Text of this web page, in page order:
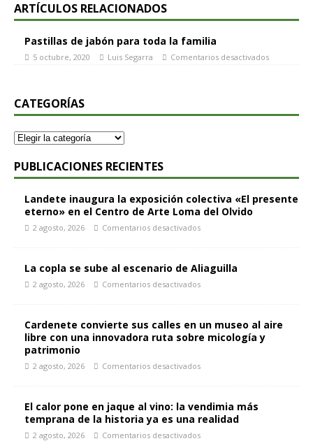
ARTÍCULOS RELACIONADOS
Pastillas de jabón para toda la familia
5 octubre, 2020 Luis Segarra Comentarios desactivados
CATEGORÍAS
PUBLICACIONES RECIENTES
Landete inaugura la exposición colectiva «El presente
eterno» en el Centro de Arte Loma del Olvido
2 agosto, 2026 Comentarios desactivados
La copla se sube al escenario de Aliaguilla
2 agosto, 2026 Comentarios desactivados
Cardenete convierte sus calles en un museo al aire
libre con una innovadora ruta sobre micología y
patrimonio
2 agosto, 2026 Comentarios desactivados
El calor pone en jaque al vino: la vendimia más
temprana de la historia ya es una realidad
2 agosto, 2026 Comentarios desactivados